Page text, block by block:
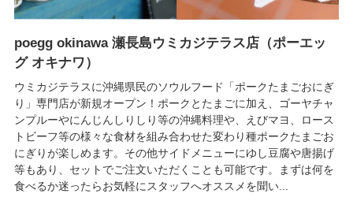
poegg okinawa 瀬長島ウミカジテラス店（ポーエッ
グ オキナワ）
ウミカジテラスに沖縄県民のソウルフード「ポークたまごおにぎ
り」専門店が新規オープン！ポークとたまごに加え、ゴーヤチャ
ンプルーやにんじんしりしり等の沖縄料理や、えびマヨ、ロース
トビーフ等の様々な食材を組み合わせた変わり種ポークたまごお
にぎりが楽しめます。その他サイドメニューにゆし豆腐や唐揚げ
等もあり、セットでご注文いただくことも可能です。まずは何を
食べるか迷ったらお気軽にスタッフへオススメを聞い...